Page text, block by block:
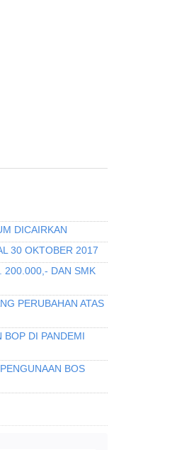
DICAIRKAN
30 OKTOBER 2017
200.000,- DAN SMK
PERUBAHAN ATAS
BOP DI PANDEMI
BOS